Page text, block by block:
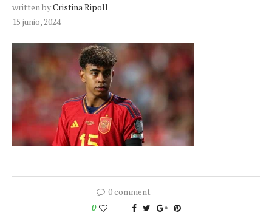
written byCristina Ripoll
15 junio, 2024
0 comment
0